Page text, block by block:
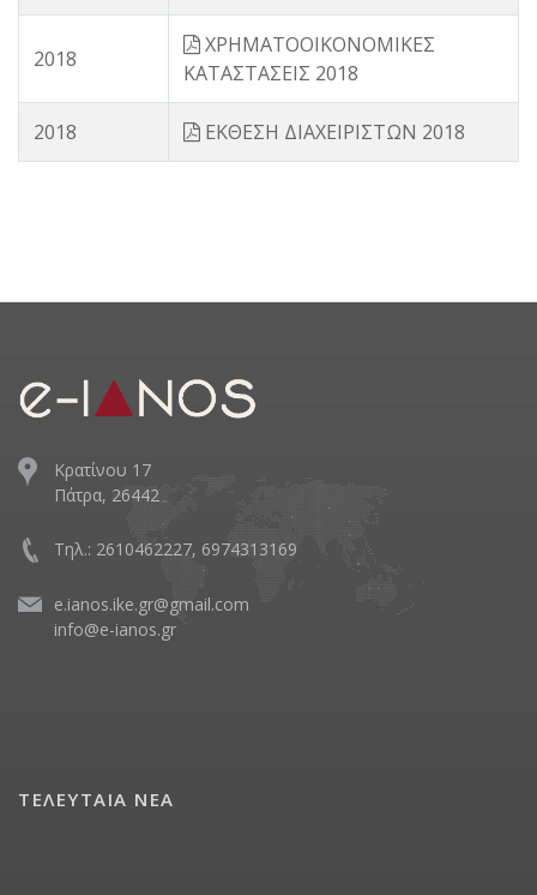
2018
ΧΡΗΜΑΤΟΟΙΚΟΝΟΜΙΚΕΣ
ΚΑΤΑΣΤΑΣΕΙΣ 2018
2018 ΕΚΘΕΣΗ ΔΙΑΧΕΙΡΙΣΤΩΝ 2018
Κρατίνου 17
Πάτρα, 26442
Τηλ.: 2610462227, 6974313169
e.ianos.ike.gr@gmail.com
info@e-ianos.gr
ΤΕΛΕΥΤΑΙΑ ΝΕΑ